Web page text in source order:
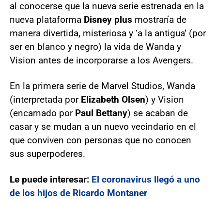
al conocerse que la nueva serie estrenada en la
nueva plataforma Disney plus mostraría de
manera divertida, misteriosa y ‘a la antigua’ (por
ser en blanco y negro) la vida de Wanda y
Vision antes de incorporarse a los Avengers.
En la primera serie de Marvel Studios, Wanda
(interpretada por Elizabeth Olsen) y Vision
(encarnado por Paul Bettany) se acaban de
casar y se mudan a un nuevo vecindario en el
que conviven con personas que no conocen
sus superpoderes.
Le puede interesar: El coronavirus llegó a uno
de los hijos de Ricardo Montaner